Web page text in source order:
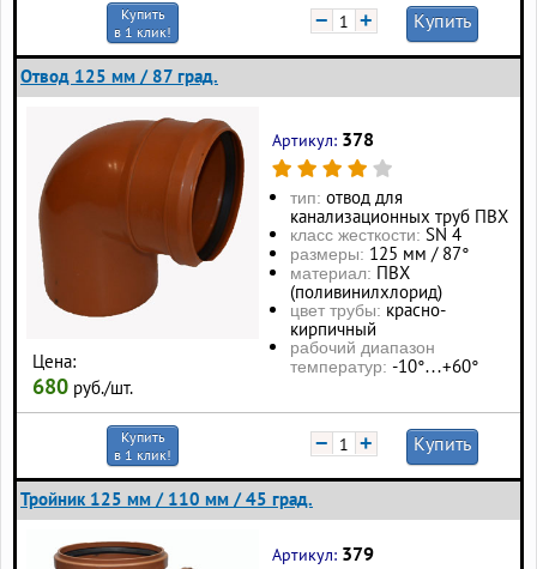
Купить
в 1 клик!
− + Купить
Отвод 125 мм / 87 град.
Цена:
680 руб./шт.
Артикул: 378
тип: отвод для
канализационных труб ПВХ
класс жесткости: SN 4
размеры: 125 мм / 87°
материал: ПВХ
(поливинилхлорид)
цвет трубы: красно-
кирпичный
рабочий диапазон
температур: -10°…+60°
Купить
в 1 клик!
− + Купить
Тройник 125 мм / 110 мм / 45 град.
Артикул: 379